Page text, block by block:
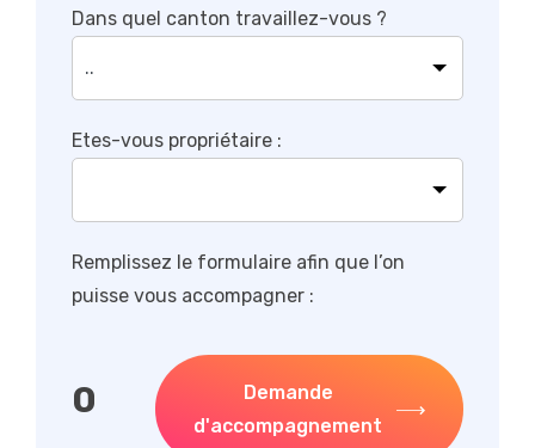
Dans quel canton travaillez-vous ?
Etes-vous propriétaire :
Remplissez le formulaire afin que l’on
puisse vous accompagner :
0
Demande
d'accompagnement